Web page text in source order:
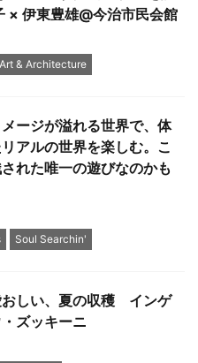
× 伊東豊雄@今治市民会館
Art & Architecture
ージが溢れる世界で、体
アルの世界を楽しむ。こ
れた唯一の遊びなのかも
Soul Searchin'
おしい、夏の収穫 インゲ
ズッキーニ